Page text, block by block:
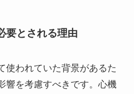
要とされる理由
使われていた背景があるた
響を考慮すべきです。心機